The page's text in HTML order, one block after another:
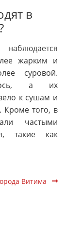
в
жарким и
суровой.
а их
к сушам и
Кроме того, в
частыми
такие как
Витима